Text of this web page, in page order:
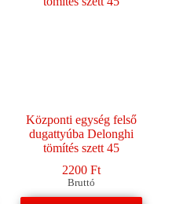
Központi egység felső
dugattyúba Delonghi
tömítés szett 45
2200 Ft
Bruttó